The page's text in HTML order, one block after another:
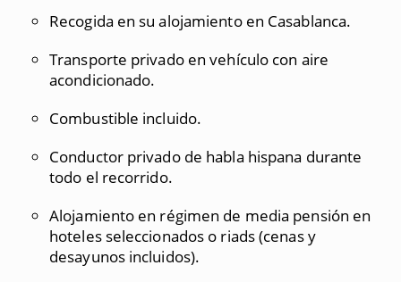
Recogida en su alojamiento en Casablanca.
Transporte privado en vehículo con aire
acondicionado.
Combustible incluido.
Conductor privado de habla hispana durante
todo el recorrido.
Alojamiento en régimen de media pensión en
hoteles seleccionados o riads (cenas y
desayunos incluidos).